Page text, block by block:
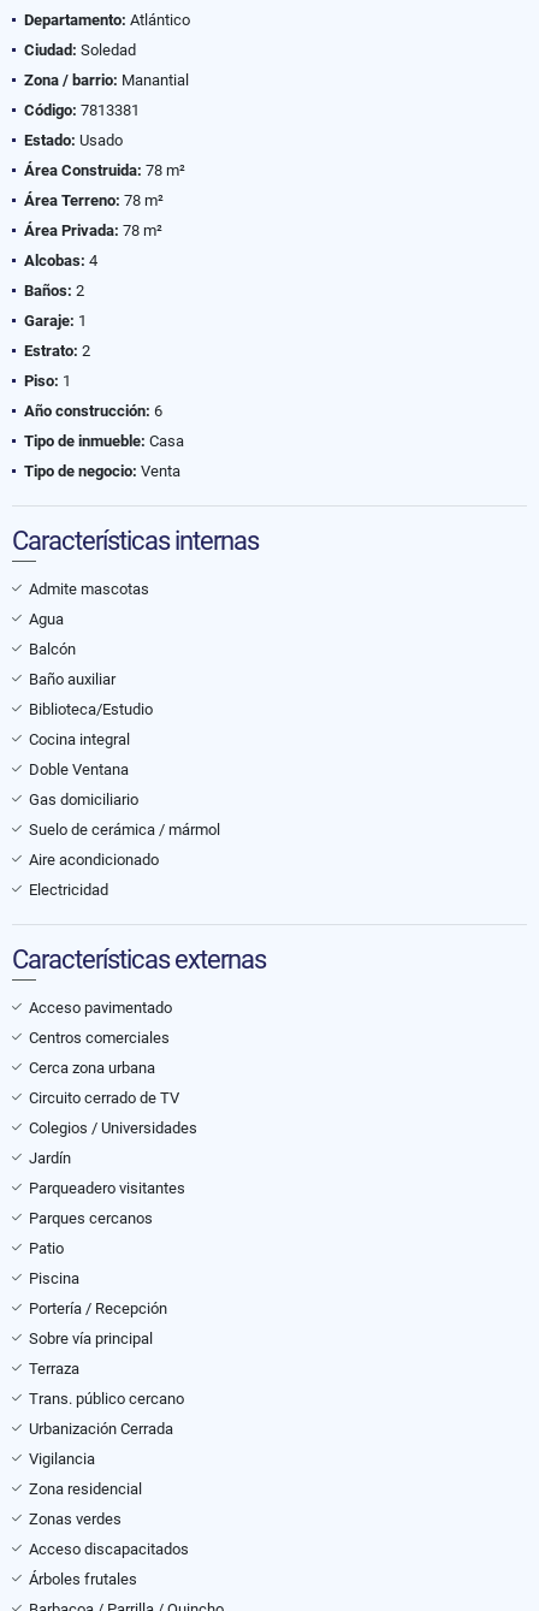
Departamento: Atlántico
Ciudad: Soledad
Zona / barrio: Manantial
Código: 7813381
Estado: Usado
Área Construida: 78 m²
Área Terreno: 78 m²
Área Privada: 78 m²
Alcobas: 4
Baños: 2
Garaje: 1
Estrato: 2
Piso: 1
Año construcción: 6
Tipo de inmueble: Casa
Tipo de negocio: Venta
Características internas
Admite mascotas
Agua
Balcón
Baño auxiliar
Biblioteca/Estudio
Cocina integral
Doble Ventana
Gas domiciliario
Suelo de cerámica / mármol
Aire acondicionado
Electricidad
Características externas
Acceso pavimentado
Centros comerciales
Cerca zona urbana
Circuito cerrado de TV
Colegios / Universidades
Jardín
Parqueadero visitantes
Parques cercanos
Patio
Piscina
Portería / Recepción
Sobre vía principal
Terraza
Trans. público cercano
Urbanización Cerrada
Vigilancia
Zona residencial
Zonas verdes
Acceso discapacitados
Árboles frutales